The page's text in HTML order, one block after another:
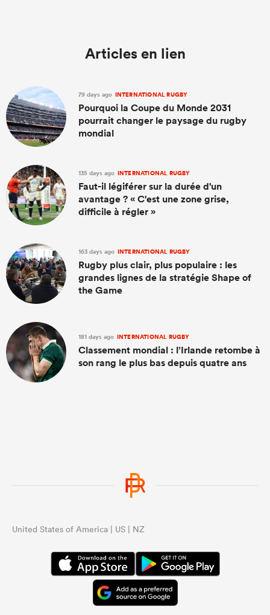
Articles en lien
79 days ago INTERNATIONAL RUGBY
Pourquoi la Coupe du Monde 2031
pourrait changer le paysage du rugby
mondial
135 days ago INTERNATIONAL RUGBY
Faut-il légiférer sur la durée d'un
avantage ? « C'est une zone grise,
difficile à régler »
163 days ago INTERNATIONAL RUGBY
Rugby plus clair, plus populaire : les
grandes lignes de la stratégie Shape of
the Game
181 days ago INTERNATIONAL RUGBY
Classement mondial : l’Irlande retombe à
son rang le plus bas depuis quatre ans
United States of America | US | NZ